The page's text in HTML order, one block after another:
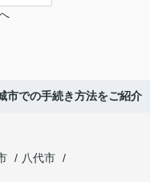
市での手続き方法をご紹介
八代市